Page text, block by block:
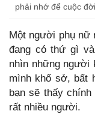
phải nhớ để cuộc
Một người phụ nữ
đang có thứ gì
nhìn những người
mình khổ sở, bất
bạn sẽ thấy
rất nhiều người.